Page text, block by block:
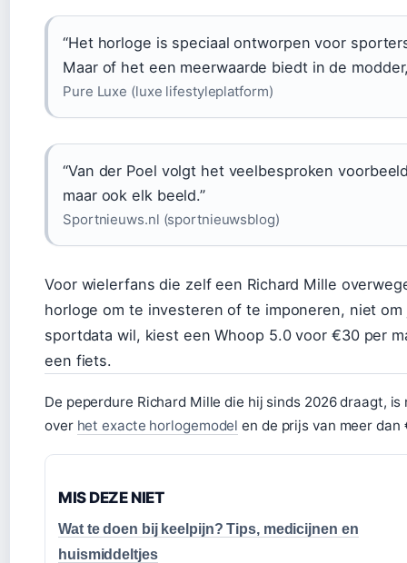
“Het horloge is speciaal ontworpen voor
Maar of het een meerwaarde biedt in de
Pure Luxe (luxe lifestyleplatform)
“Van der Poel volgt het veelbesproken
maar ook elk beeld.”
Sportnieuws.nl (sportnieuwsblog)
Voor wielerfans die zelf een Richard Mille
horloge om te investeren of te imponeren, niet
sportdata wil, kiest een Whoop 5.0 voor €30 per
een fiets.
De peperdure Richard Mille die hij sinds 2026 draagt,
over het exacte horlogemodel en de prijs van meer dan
MIS DEZE NIET
Wat te doen bij keelpijn? Tips, medicijnen en
huismiddeltjes